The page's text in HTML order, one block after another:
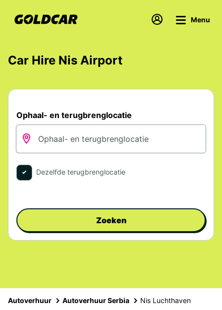
Menu
Car Hire Nis Airport
Ophaal- en terugbrenglocatie
Dezelfde terugbrenglocatie
Zoeken
Autoverhuur Autoverhuur Serbia Nis Luchthaven